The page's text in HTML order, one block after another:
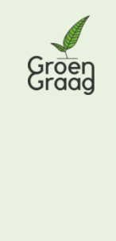
inhoud